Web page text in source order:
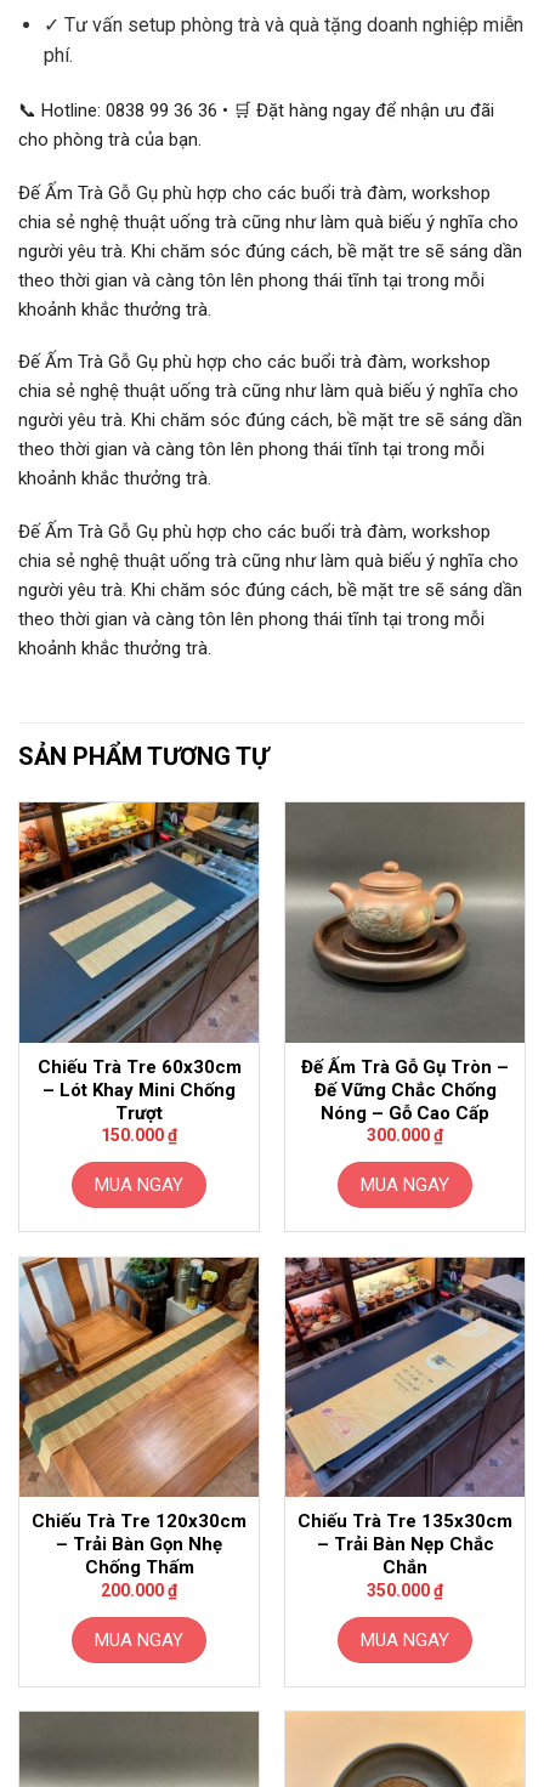
✓ Tư vấn setup phòng trà và quà tặng doanh nghiệp miễn
phí.
📞 Hotline: 0838 99 36 36 • 🛒 Đặt hàng ngay để nhận ưu đãi
cho phòng trà của bạn.
Đế Ấm Trà Gỗ Gụ phù hợp cho các buổi trà đàm, workshop
chia sẻ nghệ thuật uống trà cũng như làm quà biếu ý nghĩa cho
người yêu trà. Khi chăm sóc đúng cách, bề mặt tre sẽ sáng dần
theo thời gian và càng tôn lên phong thái tĩnh tại trong mỗi
khoảnh khắc thưởng trà.
Đế Ấm Trà Gỗ Gụ phù hợp cho các buổi trà đàm, workshop
chia sẻ nghệ thuật uống trà cũng như làm quà biếu ý nghĩa cho
người yêu trà. Khi chăm sóc đúng cách, bề mặt tre sẽ sáng dần
theo thời gian và càng tôn lên phong thái tĩnh tại trong mỗi
khoảnh khắc thưởng trà.
Đế Ấm Trà Gỗ Gụ phù hợp cho các buổi trà đàm, workshop
chia sẻ nghệ thuật uống trà cũng như làm quà biếu ý nghĩa cho
người yêu trà. Khi chăm sóc đúng cách, bề mặt tre sẽ sáng dần
theo thời gian và càng tôn lên phong thái tĩnh tại trong mỗi
khoảnh khắc thưởng trà.
SẢN PHẨM TƯƠNG TỰ
Chiếu Trà Tre 60x30cm
– Lót Khay Mini Chống
Trượt
150.000₫
MUA NGAY
Đế Ấm Trà Gỗ Gụ Tròn –
Đế Vững Chắc Chống
Nóng – Gỗ Cao Cấp
300.000₫
MUA NGAY
Chiếu Trà Tre 120x30cm
– Trải Bàn Gọn Nhẹ
Chống Thấm
200.000₫
MUA NGAY
Chiếu Trà Tre 135x30cm
– Trải Bàn Nẹp Chắc
Chắn
350.000₫
MUA NGAY